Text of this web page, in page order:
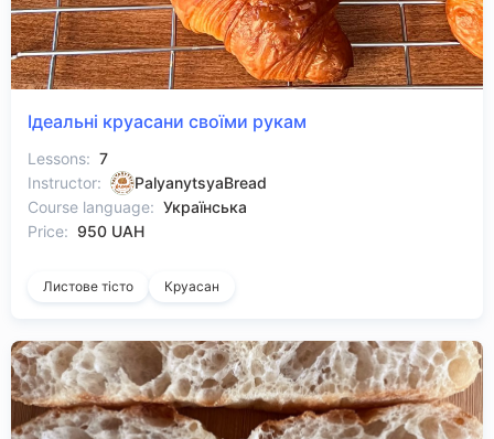
Ідеальні круасани своїми рукам
Lessons: 7
Instructor:
PalyanytsyaBread
Course language: Українська
Price: 950 UAH
Листове тісто Круасан